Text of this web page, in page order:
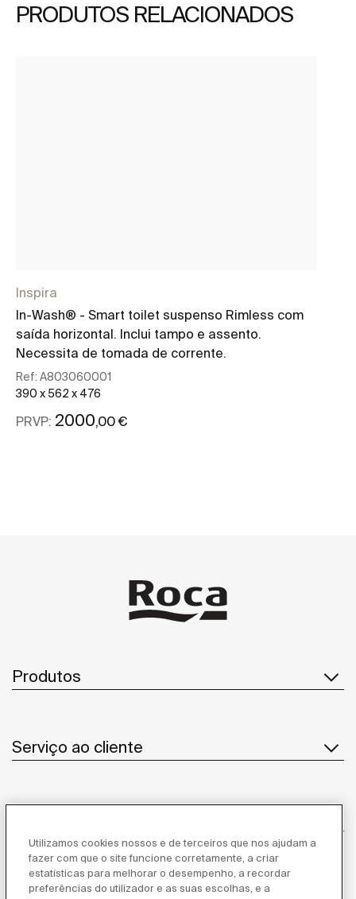
PRODUTOS RELACIONADOS
Inspira
In-Wash® - Smart toilet suspenso Rimless com
saída horizontal. Inclui tampo e assento.
Necessita de tomada de corrente.
Ref: A803060001
390 x 562 x 476
PRVP: 2000 ,00 €
Produtos
Serviço ao cliente
Inspiração
Utilizamos cookies nossos e de terceiros que nos ajudam a
fazer com que o site funcione corretamente, a criar
estatísticas para melhorar o desempenho, a recordar
preferências do utilizador e as suas escolhas, e a